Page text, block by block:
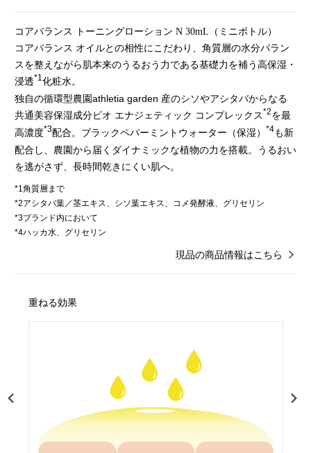
コアバランス トーニングローション N 30mL（ミニボトル）
コアバランス オイルとの相性にこだわり、角質層の水分バラン
スを整えながら肌本来のうるおう力である基礎力を補う高保湿・
浸透*1化粧水。
独自の循環型農園athletia garden 産のシソやアシタバからなる
共通美容保湿成分ビオ エナジェティック コンプレックス*2を最
高濃度*3配合。ブラックペパーミントウォーター（保湿） *4も新
配合し、農園から届くダイナミックな植物の力を搭載。うるおい
を逃がさず、長時間乾きにくい肌へ。
*1角質層まで
*2アシタバ葉／茎エキス、シソ葉エキス、コメ発酵液、グリセリン
*3ブランド内において
*4ハッカ水、グリセリン
現品の商品情報はこちら
重ねる効果